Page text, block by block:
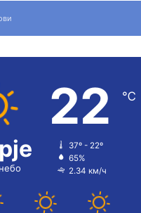
22 ℃
37º - 22º
65%
2.34 км/ч